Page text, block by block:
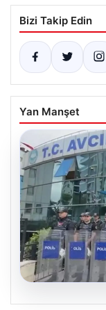
Bizi Takip Edin
Yan Manşet
05.08.2026